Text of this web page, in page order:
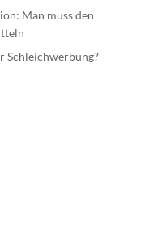
Man muss den
Schleichwerbung?